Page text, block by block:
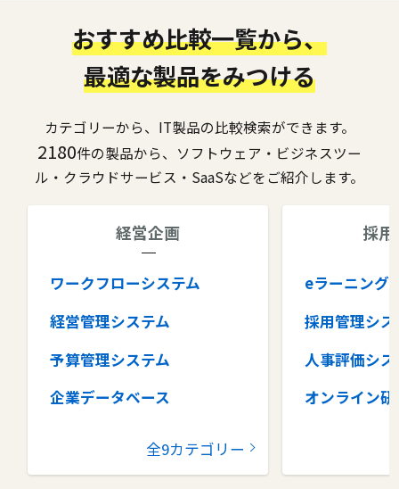
おすすめ比較一覧から、
最適な製品をみつける
カテゴリーから、IT製品の比較検索ができます。
2180件の製品から、ソフトウェア・ビジネスツー
ル・クラウドサービス・SaaSなどをご紹介します。
経営企画
ワークフローシステム
経営管理システム
予算管理システム
企業データベース
コラボレーションツール
全9カテゴリー
採
eラーニング
採用管理シス
人事評価シ
オンライン研
タレントマ